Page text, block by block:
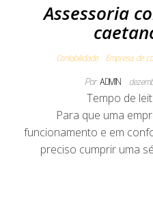
Assessoria
Contabilidade Empresa de
Por ADMIN
Tempo de
Para que uma
funcionamento e em
preciso cumprir uma